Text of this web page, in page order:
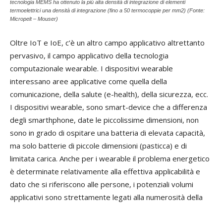
tecnologia MEMS ha ottenuto la più alta densità di integrazione di elementi
termoelettrici una densità di integrazione (fino a 50 termocoppie per mm2) (Fonte:
Micropelt – Mouser)
Oltre IoT e IoE, c’è un altro campo applicativo altrettanto
pervasivo, il campo applicativo della tecnologia
computazionale wearable. I dispositivi wearable
interessano aree applicative come quella della
comunicazione, della salute (e-health), della sicurezza, ecc.
I dispositivi wearable, sono smart-device che a differenza
degli smarthphone, date le piccolissime dimensioni, non
sono in grado di ospitare una batteria di elevata capacità,
ma solo batterie di piccole dimensioni (pasticca) e di
limitata carica. Anche per i wearable il problema energetico
è determinate relativamente alla effettiva applicabilità e
dato che si riferiscono alle persone, i potenziali volumi
applicativi sono strettamente legati alla numerosità della